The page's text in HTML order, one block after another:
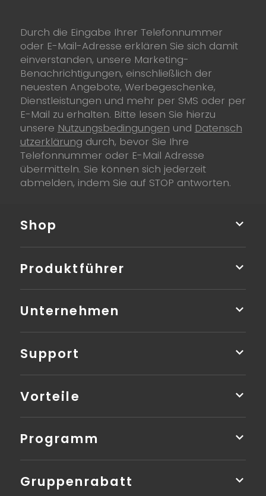
Durch die Eingabe Ihrer Telefonnummer
oder E-Mail-Adresse erklären Sie sich damit
einverstanden, unsere Marketing-
Benachrichtigungen, einschließlich der
neuesten Angebote, Werbegeschenke,
Dienstleistungen und mehr per SMS oder per
E-Mail zu erhalten. Bitte lesen Sie hierzu
unsere Nutzungsbedingungen und Datensch
utzerklärung durch, bevor Sie Ihre
Telefonnummer oder E-Mail Adresse
übermitteln. Sie können sich jederzeit
abmelden, indem Sie auf STOP antworten.
Shop
Produktführer
Unternehmen
Support
Vorteile
Programm
Gruppenrabatt